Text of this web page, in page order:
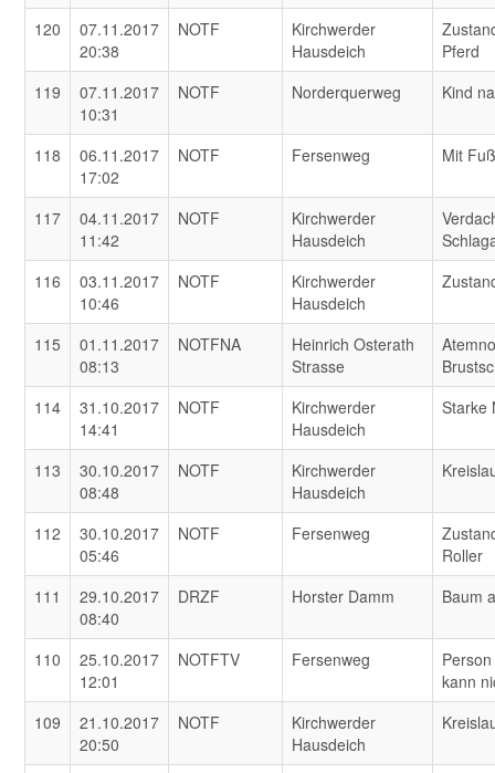
120
07.11.2017
20:38
NOTF
Kirchwerder
Hausdeich
Pferd
119
07.11.2017
10:31
NOTF Norderquerweg Kind
118
06.11.2017
17:02
NOTF Fersenweg Mit
117
04.11.2017
11:42
NOTF
Kirchwerder
Hausdeich
116
03.11.2017
10:46
NOTF
Kirchwerder
Hausdeich
115
01.11.2017
08:13
NOTFNA
Heinrich Osterath
Strasse
114
31.10.2017
14:41
NOTF
Kirchwerder
Hausdeich
Starke
113
30.10.2017
08:48
NOTF
Kirchwerder
Hausdeich
112
30.10.2017
05:46
NOTF Fersenweg
Roller
111
29.10.2017
08:40
DRZF Horster Damm Baum
110
25.10.2017
12:01
NOTFTV Fersenweg
kann
109
21.10.2017
20:50
NOTF
Kirchwerder
Hausdeich